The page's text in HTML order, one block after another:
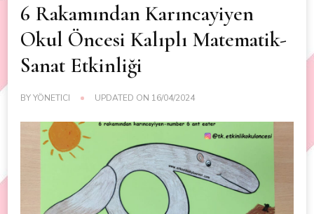
6 Rakamından Karıncayiyen
Okul Öncesi Kalıplı Matematik-
Sanat Etkinliği
BYYÖNETICI UPDATED ON 16/04/2024